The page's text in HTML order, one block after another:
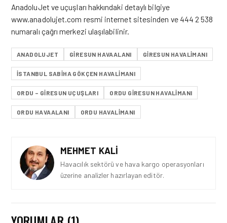
AnadoluJet ve uçuşları hakkındaki detaylı bilgiye
www.anadolujet.com resmi internet sitesinden ve 444 2 538
numaralı çağrı merkezi ulaşılabilinir.
ANADOLUJET GIRESUN HAVAALANI GIRESUN HAVALIMANI
İSTANBUL SABIHA GÖKÇEN HAVALIMANI
ORDU – GIRESUN UÇUŞLARI ORDU GIRESUN HAVALIMANI
ORDU HAVAALANI ORDU HAVALIMANI
MEHMET KALI
Havacılık sektörü ve hava kargo operasyonları
üzerine analizler hazırlayan editör.